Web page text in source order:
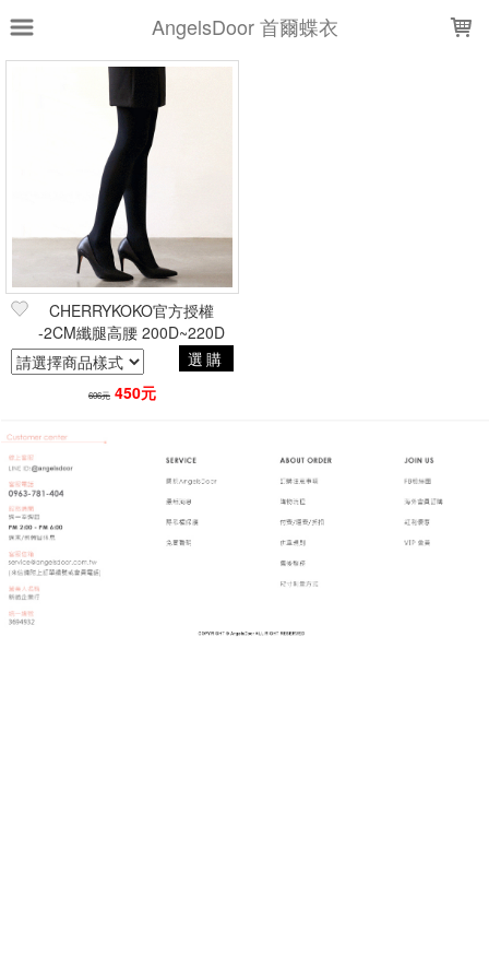
AngelsDoor 首爾蝶衣
銷售件數
樣式尺寸篩選
全部樣式 黑
全部尺寸 200D 220D
現貨商品
篩選
CHERRYKOKO官方授權
-2CM纖腿高腰 200D~220D
褲襪(特價)
選購
606元 450元